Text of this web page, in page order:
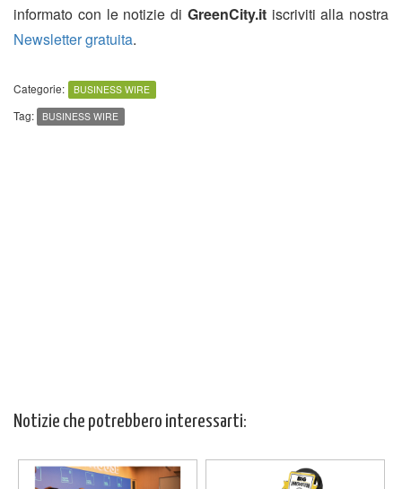
informato con le notizie di GreenCity.itiscriviti alla nostra
Newsletter gratuita.
Categorie: BUSINESS WIRE
Tag: BUSINESS WIRE
Notizie che potrebbero interessarti: